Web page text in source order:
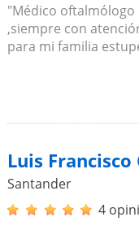
"Médico
,siempre con
para mi familia
Luis Francisco
Santander
4